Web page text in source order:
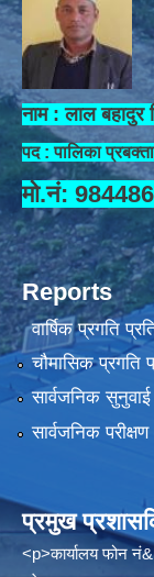
नाम : लाल बहादुर
पद : पालिका प्रबक्ता
मो.नं:
Reports
वार्षिक प्रगति
चौमासिक प्रगति
सार्वजनिक सुनुवाई
सार्वजनिक परीक्षण
प्रमुख
<p>कार्यालय फोन